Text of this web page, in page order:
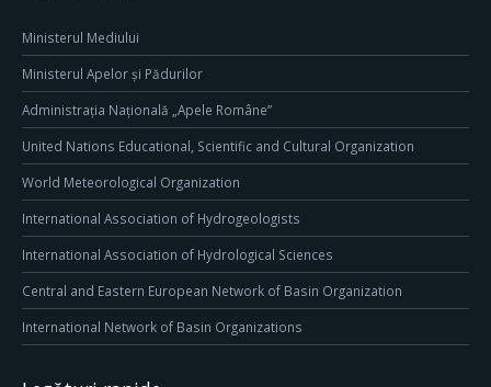
Ministerul Mediului
Ministerul Apelor și Pădurilor
Administrația Națională „Apele Române”
United Nations Educational, Scientific and Cultural Organization
World Meteorological Organization
International Association of Hydrogeologists
International Association of Hydrological Sciences
Central and Eastern European Network of Basin Organization
International Network of Basin Organizations